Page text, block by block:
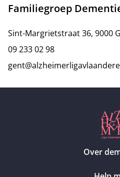
Familiegroep
Sint-Margrietstraat 36, 9000
09 233 02 98
Over